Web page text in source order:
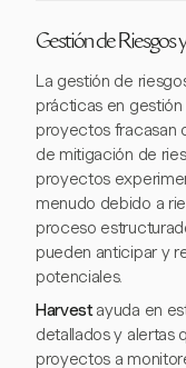
Gestión de Riesgos
La gestión de
prácticas en
proyectos fracasan
de mitigación de
proyectos
menudo debido a
proceso
pueden anticipar y
potenciales.
Harvestayuda en
detallados y alertas
proyectos a